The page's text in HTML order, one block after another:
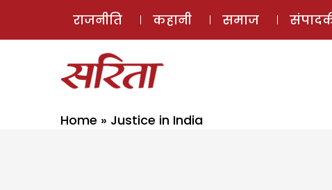
राजनीति कहानी समाज
Home » Justice in India